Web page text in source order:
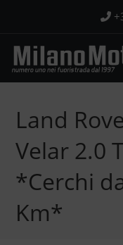
contenuto
Land
Velar 2.0
*Cerchi
Km*